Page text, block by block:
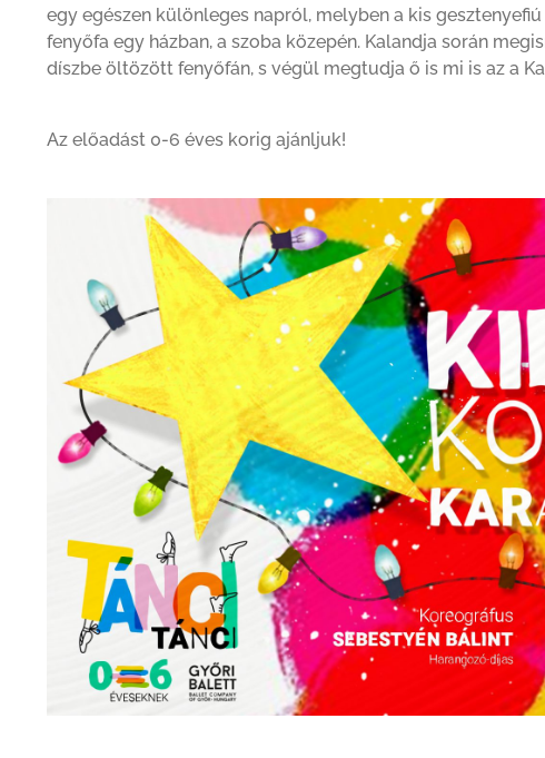
egy egészen különleges napról, melyben a kis
fenyőfa egy házban, a szoba közepén. Kalandja során
díszbe öltözött fenyőfán, s végül megtudja ő is mi is az a
Az előadást 0-6 éves korig ajánljuk!